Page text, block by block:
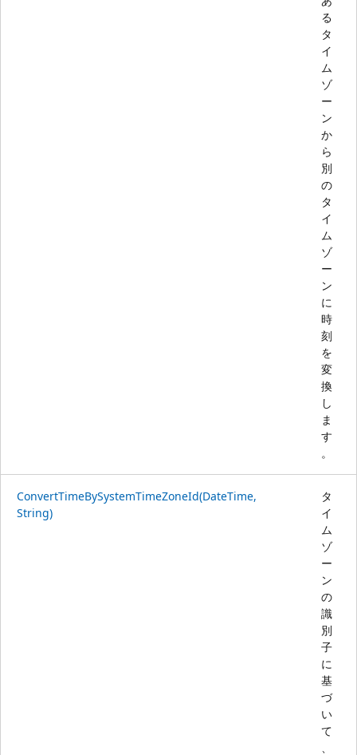
る
タ
イ
ム
ゾ
ー
ン
か
ら
別
の
タ
イ
ム
ゾ
ー
ン
に
時
刻
を
変
換
し
ま
す
。
ConvertTimeBySystemTimeZoneId(DateTime,
String)
タ
イ
ム
ゾ
ー
ン
の
識
別
子
に
基
づ
い
て